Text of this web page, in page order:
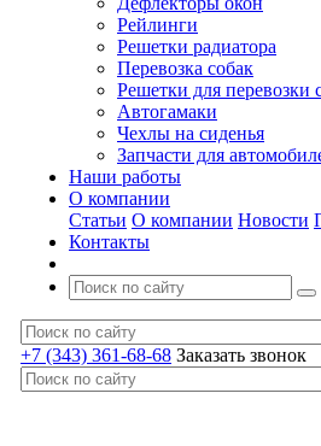
Рейлинги
Решетки радиатора
Перевозка собак
Решетки для перевозки
Автогамаки
Чехлы на сиденья
Запчасти для
Наши работы
О компании
Статьи О компании Новости
Контакты
+7 (343) 361-68-68 Заказать звонок